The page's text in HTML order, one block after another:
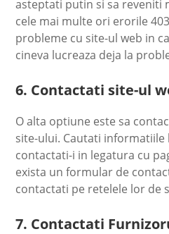
asteptati putin si sa reveniti
cele mai multe ori erorile
probleme cu site-ul web in
cineva lucreaza deja la
6. Contactati site-ul
O alta optiune este sa
site-ului. Cautati
contactati-i in legatura cu
exista un formular de
contactati pe retelele lor de
7. Contactati